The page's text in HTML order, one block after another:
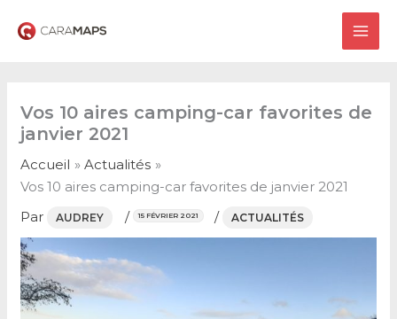
Vos 10 aires camping-car favorites de
janvier 2021
Accueil
Actualités
Vos 10 aires camping-car favorites de janvier 2021
Par
AUDREY / 15 FÉVRIER 2021 / ACTUALITÉS